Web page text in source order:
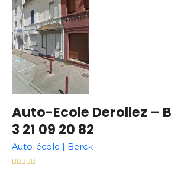
Auto-Ecole Derollez –
3 21 09 20 82
Auto-école | Berck